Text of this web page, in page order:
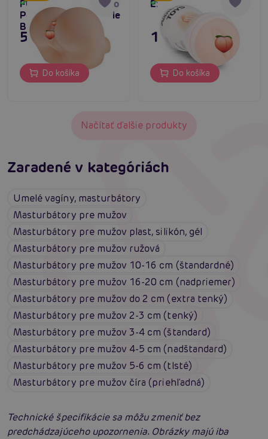
FUCK ME SILLY To Go
Petite Fantasy Bubble
Butt
Skladom
55,80 €
Do košíka
Experience
Skladom
11,80 €
Do košíka
Načítať ďalšie produkty
Zaradené v kategóriách
Umelé vagíny, masturbátory
Masturbátory pre mužov
Masturbátory pre mužov plast, silikón, gél
Masturbátory pre mužov ružová
Masturbátory pre mužov 10-16 cm (štandardné)
Masturbátory pre mužov 16-20 cm (nadpriemer)
Masturbátory pre mužov do 2 cm (extra tenký)
Masturbátory pre mužov 2-3 cm (tenký)
Masturbátory pre mužov 3-4 cm (štandard)
Masturbátory pre mužov 4-5 cm (nadštandard)
Masturbátory pre mužov 5-6 cm (tlsté)
Masturbátory pre mužov číra (priehľadná)
Technické špecifikácie sa môžu zmeniť bez
predchádzajúceho upozornenia. Obrázky majú iba